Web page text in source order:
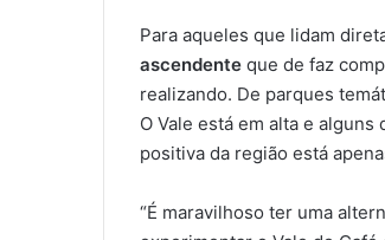
Para aqueles que lidam
ascendente que de faz
realizando. De parques
O Vale está em alta e
positiva da região está
“É maravilhoso ter uma